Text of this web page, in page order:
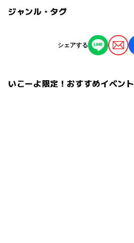
子供の料金
ジャンル・タグ
シェアする
いこーよ限定！おすすめイベント